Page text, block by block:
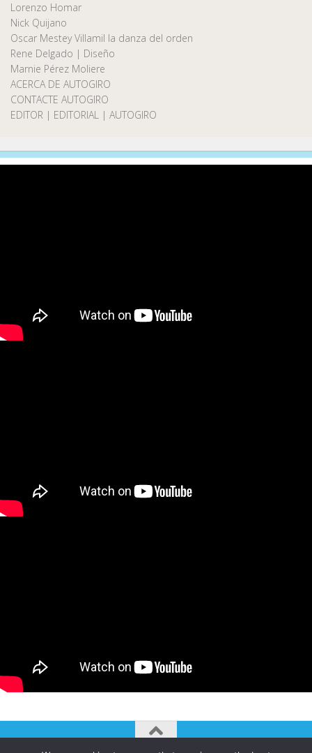
Lorenzo Homar
Nick Quijano
Oscar Mestey Villamil la danza del orden
Rene Delgado | Diseño
Marnie Pérez Moliere
ACERCA DE AUTOGIRO
CONTACTE AUTOGIRO
EDITOR | EDITORIAL | AUTOGIRO